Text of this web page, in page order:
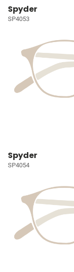
Spyder
SP4053
Spyder
SP4054